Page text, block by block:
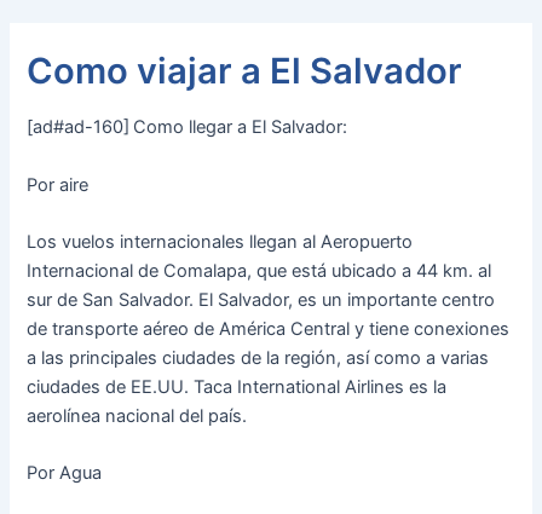
Como viajar a El Salvador
[ad#ad-160] Como llegar a El Salvador:
Por aire
Los vuelos internacionales llegan al Aeropuerto
Internacional de Comalapa, que está ubicado a 44 km. al
sur de San Salvador. El Salvador, es un importante centro
de transporte aéreo de América Central y tiene conexiones
a las principales ciudades de la región, así como a varias
ciudades de EE.UU. Taca International Airlines es la
aerolínea nacional del país.
Por Agua